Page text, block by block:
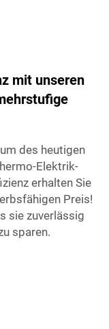
mit unseren
des heutigen
Elektrik-
erhalten Sie
Preis!
sie zuverlässig
sparen.